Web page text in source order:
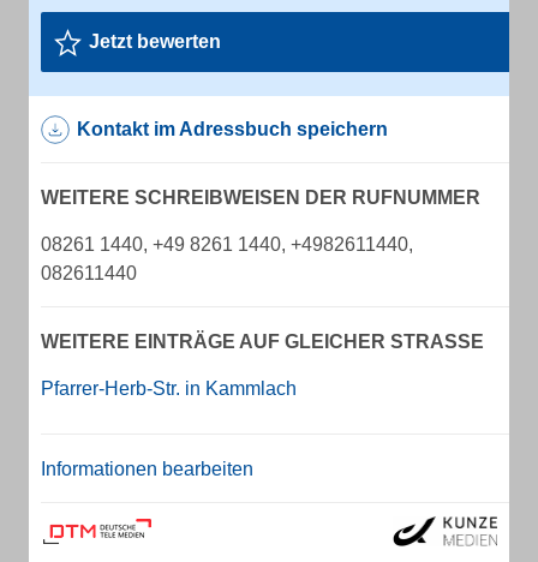
Jetzt bewerten
Kontakt im Adressbuch speichern
WEITERE SCHREIBWEISEN DER RUFNUMMER
08261 1440, +49 8261 1440, +4982611440,
082611440
WEITERE EINTRÄGE AUF GLEICHER STRASSE
Pfarrer-Herb-Str. in Kammlach
Informationen bearbeiten